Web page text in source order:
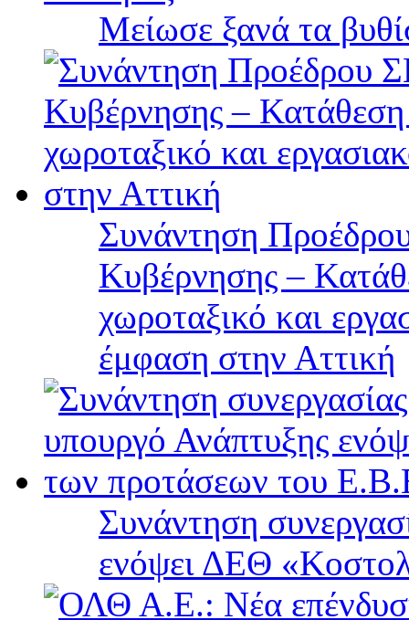
Μείωσε ξανά τα
Συνάντηση
Κυβέρνησης –
χωροταξικό και
έμφαση στην Αττική
Συνάντηση
ενόψει ΔΕΘ